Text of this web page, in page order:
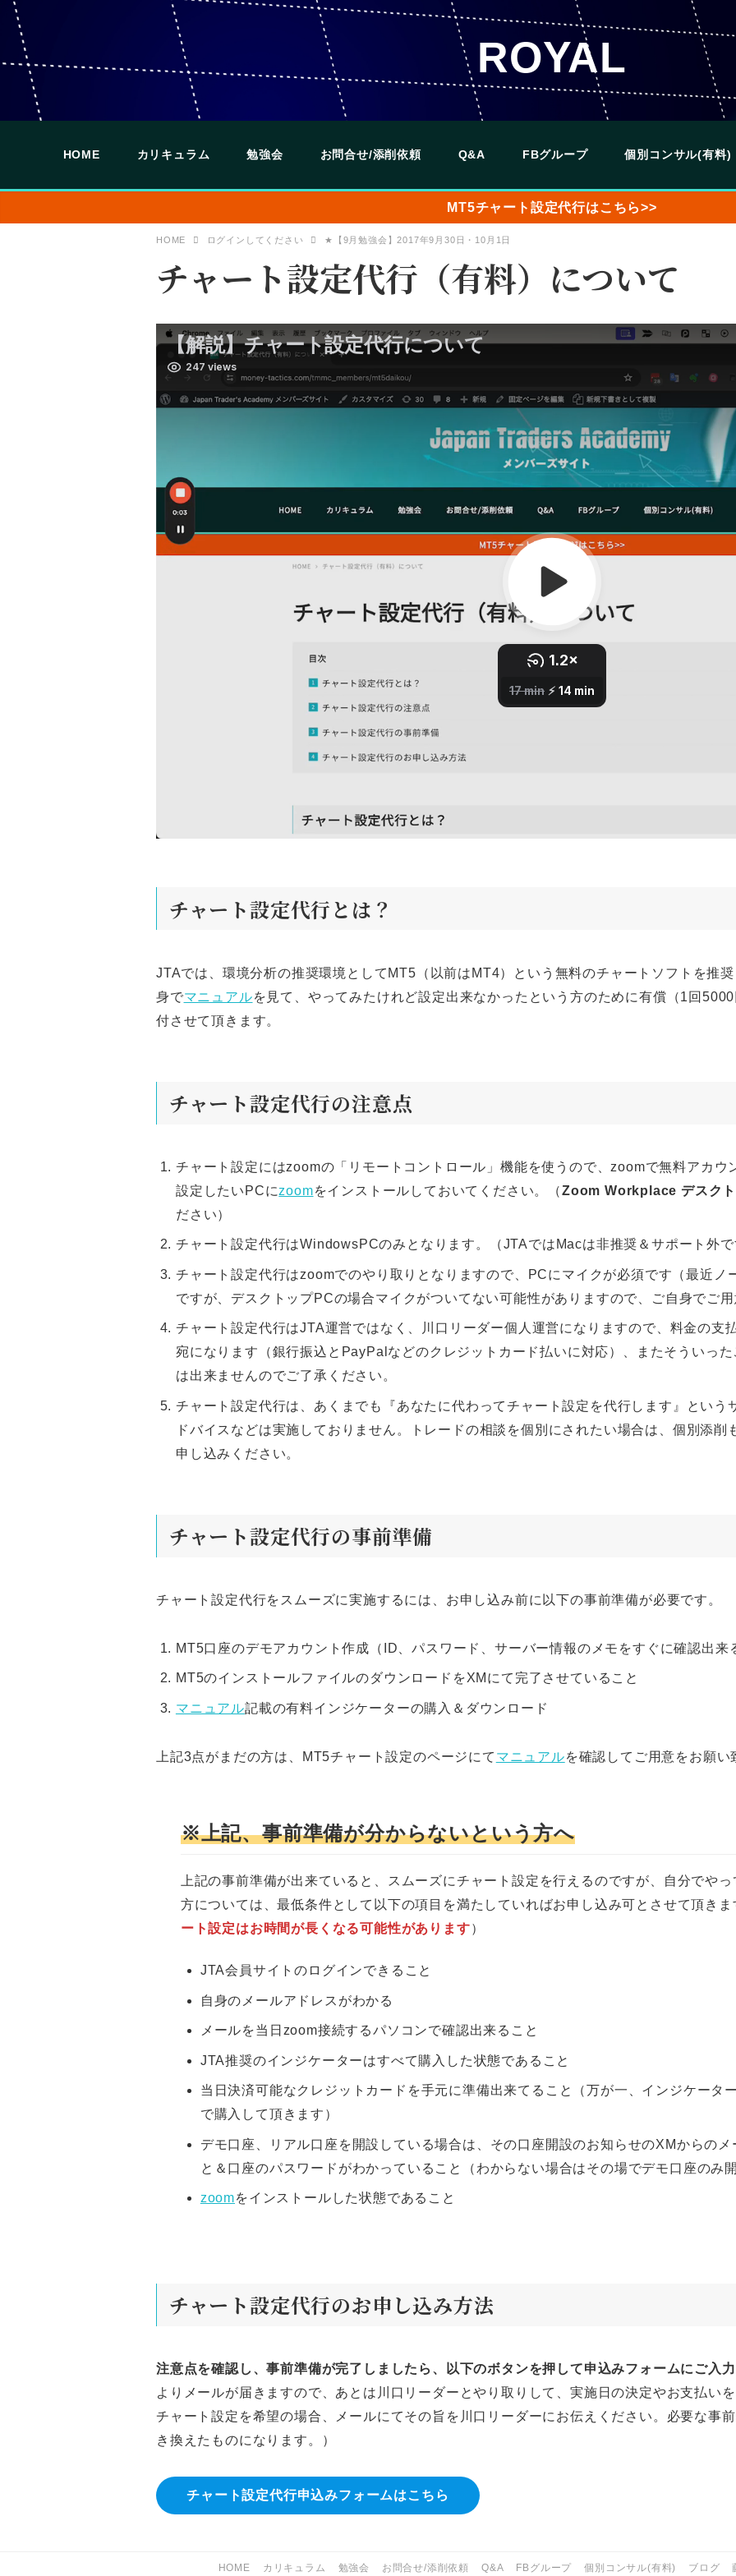
ROYAL
HOME カリキュラム 勉強会 お問合せ/添削依頼 Q&A FBグループ 個別コンサル(有料)
MT5チャート設定代行はこちら>>
HOME ログインしてください ★【9月勉強会】2017年9月30日・10月1日
チャート設定代行（有料）について
チャート設定代行とは？
JTAでは、環境分析の推奨環境としてMT5（以前はMT4）という無料のチャートソフトを推
身でマニュアルを見て、やってみたけれど設定出来なかったという方のために有償（1回
付させて頂きます。
チャート設定代行の注意点
チャート設定にはzoomの「リモートコントロール」機能を使うので、zoomで無料アカウ
設定したいPCにzoomをインストールしておいてください。（Zoom Workplace デスクト
ださい）
チャート設定代行はWindowsPCのみとなります。（JTAではMacは非推奨＆サポート外で
チャート設定代行はzoomでのやり取りとなりますので、PCにマイクが必須です（最近ノ
ですが、デスクトップPCの場合マイクがついてない可能性がありますので、ご自身でご用
チャート設定代行はJTA運営ではなく、川口リーダー個人運営になりますので、料金の支
宛になります（銀行振込とPayPalなどのクレジットカード払いに対応）、またそういっ
は出来ませんのでご了承ください。
チャート設定代行は、あくまでも『あなたに代わってチャート設定を代行します』という
ドバイスなどは実施しておりません。トレードの相談を個別にされたい場合は、個別添削
申し込みください。
チャート設定代行の事前準備
チャート設定代行をスムーズに実施するには、お申し込み前に以下の事前準備が必要です。
MT5口座のデモアカウント作成（ID、パスワード、サーバー情報のメモをすぐに確認出来
MT5のインストールファイルのダウンロードをXMにて完了させていること
マニュアル記載の有料インジケーターの購入＆ダウンロード
上記3点がまだの方は、MT5チャート設定のページにて マニュアルを確認してご用意をお願い
※上記、事前準備が分からないという方へ
上記の事前準備が出来ていると、スムーズにチャート設定を行えるのですが、自分でや
方については、最低条件として以下の項目を満たしていればお申し込み可とさせて頂きま
ート設定はお時間が長くなる可能性があります）
JTA会員サイトのログインできること
自身のメールアドレスがわかる
メールを当日zoom接続するパソコンで確認出来ること
JTA推奨のインジケーターはすべて購入した状態であること
当日決済可能なクレジットカードを手元に準備出来てること（万が一、インジケータ
で購入して頂きます）
デモ口座、リアル口座を開設している場合は、その口座開設のお知らせのXMからのメ
と＆口座のパスワードがわかっていること（わからない場合はその場でデモ口座のみ開
zoomをインストールした状態であること
チャート設定代行のお申し込み方法
注意点を確認し、事前準備が完了しましたら、以下のボタンを押して申込みフォームにご入力
よりメールが届きますので、あとは川口リーダーとやり取りして、実施日の決定やお支払い
チャート設定を希望の場合、メールにてその旨を川口リーダーにお伝えください。必要な事
き換えたものになります。）
チャート設定代行申込みフォームはこちら
HOME カリキュラム 勉強会 お問合せ/添削依頼 Q&A FBグループ 個別コンサル(有料) ブログ